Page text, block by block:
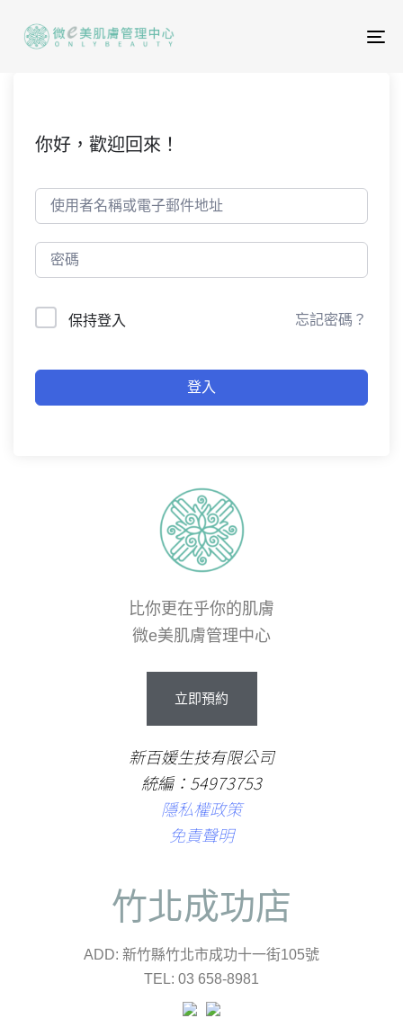
你好，歡迎回來！
保持登入 忘記密碼？
登入
比你更在乎你的肌膚
微e美肌膚管理中心
立即預約
新百媛生技有限公司
統編：54973753
隱私權政策
免責聲明
竹北成功店
ADD: 新竹縣竹北市成功十一街105號
TEL: 03 658-8981